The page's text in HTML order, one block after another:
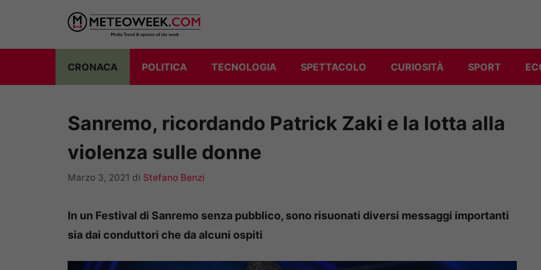
contenuto
CRONACA POLITICA TECNOLOGIA SPETTACOLO CURIOSITÀ SPORT
Sanremo, ricordando Patrick Zaki e la lotta alla
violenza sulle donne
Marzo 3, 2021 di Stefano Benzi
In un Festival di Sanremo senza pubblico, sono risuonati diversi messaggi importanti
sia dai conduttori che da alcuni ospiti